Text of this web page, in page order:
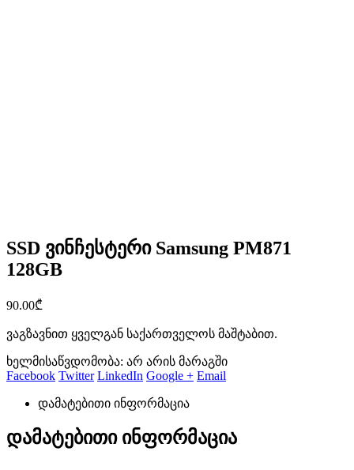
SSD ვინჩესტერი Samsung PM871
128GB
90.00₾
ვაგზავნით ყველგან საქართველოს მაშტაბით.
ხელმისაწვდომობა: არ არის მარაგში
Facebook Twitter LinkedIn Google + Email
დამატებითი ინფორმაცია
დამატებითი ინფორმაცია